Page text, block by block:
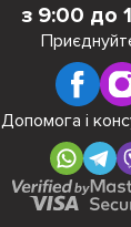
з 9:00 до
Допомога і